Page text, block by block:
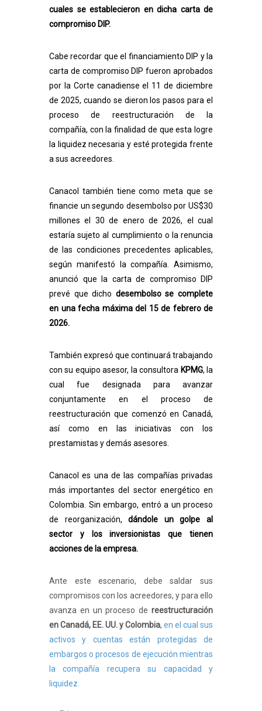
cuales se establecieron en dicha carta de
compromiso DIP.
Cabe recordar que el financiamiento DIP y la
carta de compromiso DIP fueron aprobados
por la Corte canadiense el 11 de diciembre
de 2025, cuando se dieron los pasos para el
proceso de reestructuración de la
compañía, con la finalidad de que esta logre
la liquidez necesaria y esté protegida frente
a sus acreedores.
Canacol también tiene como meta que se
financie un segundo desembolso por US$30
millones el 30 de enero de 2026, el cual
estaría sujeto al cumplimiento o la renuncia
de las condiciones precedentes aplicables,
según manifestó la compañía. Asimismo,
anunció que la carta de compromiso DIP
prevé que dicho desembolso se complete
en una fecha máxima del 15 de febrero de
2026.
También expresó que continuará trabajando
con su equipo asesor, la consultora KPMG, la
cual fue designada para avanzar
conjuntamente en el proceso de
reestructuración que comenzó en Canadá,
así como en las iniciativas con los
prestamistas y demás asesores.
Canacol es una de las compañías privadas
más importantes del sector energético en
Colombia. Sin embargo, entró a un proceso
de reorganización,dándole un golpe al
sector y los inversionistas que tienen
acciones de la empresa.
Ante este escenario, debe saldar sus
compromisos con los acreedores, y para ello
avanza en un proceso de reestructuración
en Canadá, EE. UU. y Colombia, en el cual sus
activos y cuentas están protegidas de
embargos o procesos de ejecución mientras
la compañía recupera su capacidad y
liquidez.